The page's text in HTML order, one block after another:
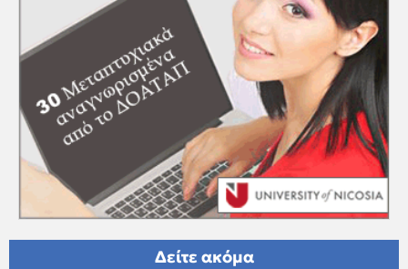
Δείτε ακόμα